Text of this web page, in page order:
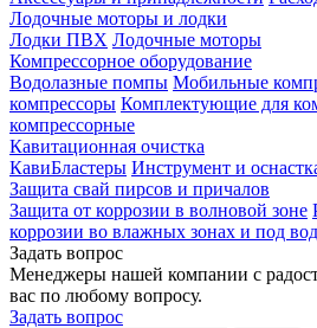
Лодочные моторы и лодки
Лодки ПВХ Лодочные моторы
Компрессорное оборудование
Водолазные помпы Мобильные
компрессоры Комплектующие для
компрессорные
Кавитационная очистка
КавиБластеры Инструмент и
Защита свай пирсов и причалов
Защита от коррозии в волновой зоне
коррозии во влажных зонах и под
Задать вопрос
Менеджеры нашей компании с
вас по любому вопросу.
Задать вопрос